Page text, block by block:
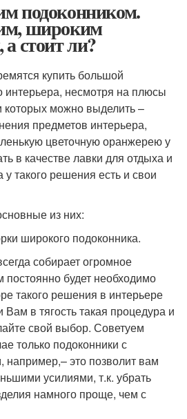
подоконником.
широким
стоит ли?
купить большой
интерьера, несмотря на плюсы
которых можно выделить –
предметов интерьера,
цветочную оранжерею у
в качестве лавки для отдыха и
у такого решения есть и свои
из них:
широкого подоконника.
собирает огромное
постоянно будет необходимо
такого решения в интерьере
Вам в тягость такая процедура и
свой выбор. Советуем
только подоконники с
это позволит вам
усилиями, т.к. убрать
намного проще, чем с